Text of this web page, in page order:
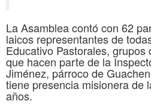
La Asamblea contó con 62
laicos representantes de
Educativo Pastorales,
que hacen parte de la
Jiménez, párroco de
tiene presencia misionera de
años.